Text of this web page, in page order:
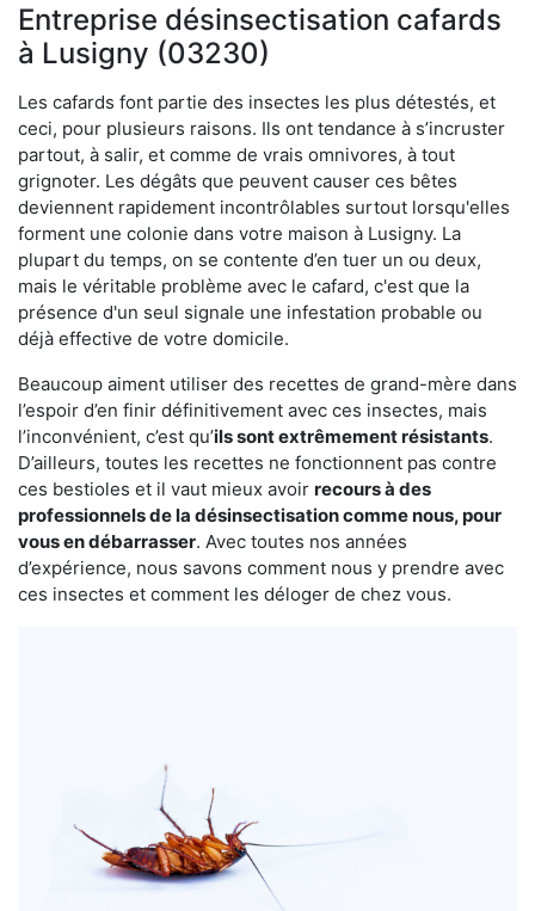
Entreprise désinsectisation cafards
à Lusigny (03230)
Les cafards font partie des insectes les plus détestés, et
ceci, pour plusieurs raisons. Ils ont tendance à s’incruster
partout, à salir, et comme de vrais omnivores, à tout
grignoter. Les dégâts que peuvent causer ces bêtes
deviennent rapidement incontrôlables surtout lorsqu'elles
forment une colonie dans votre maison à Lusigny. La
plupart du temps, on se contente d’en tuer un ou deux,
mais le véritable problème avec le cafard, c'est que la
présence d'un seul signale une infestation probable ou
déjà effective de votre domicile.
Beaucoup aiment utiliser des recettes de grand-mère dans
l’espoir d’en finir définitivement avec ces insectes, mais
l’inconvénient, c’est qu’ils sont extrêmement résistants.
D’ailleurs, toutes les recettes ne fonctionnent pas contre
ces bestioles et il vaut mieux avoir recours à des
professionnels de la désinsectisation comme nous, pour
vous en débarrasser. Avec toutes nos années
d’expérience, nous savons comment nous y prendre avec
ces insectes et comment les déloger de chez vous.